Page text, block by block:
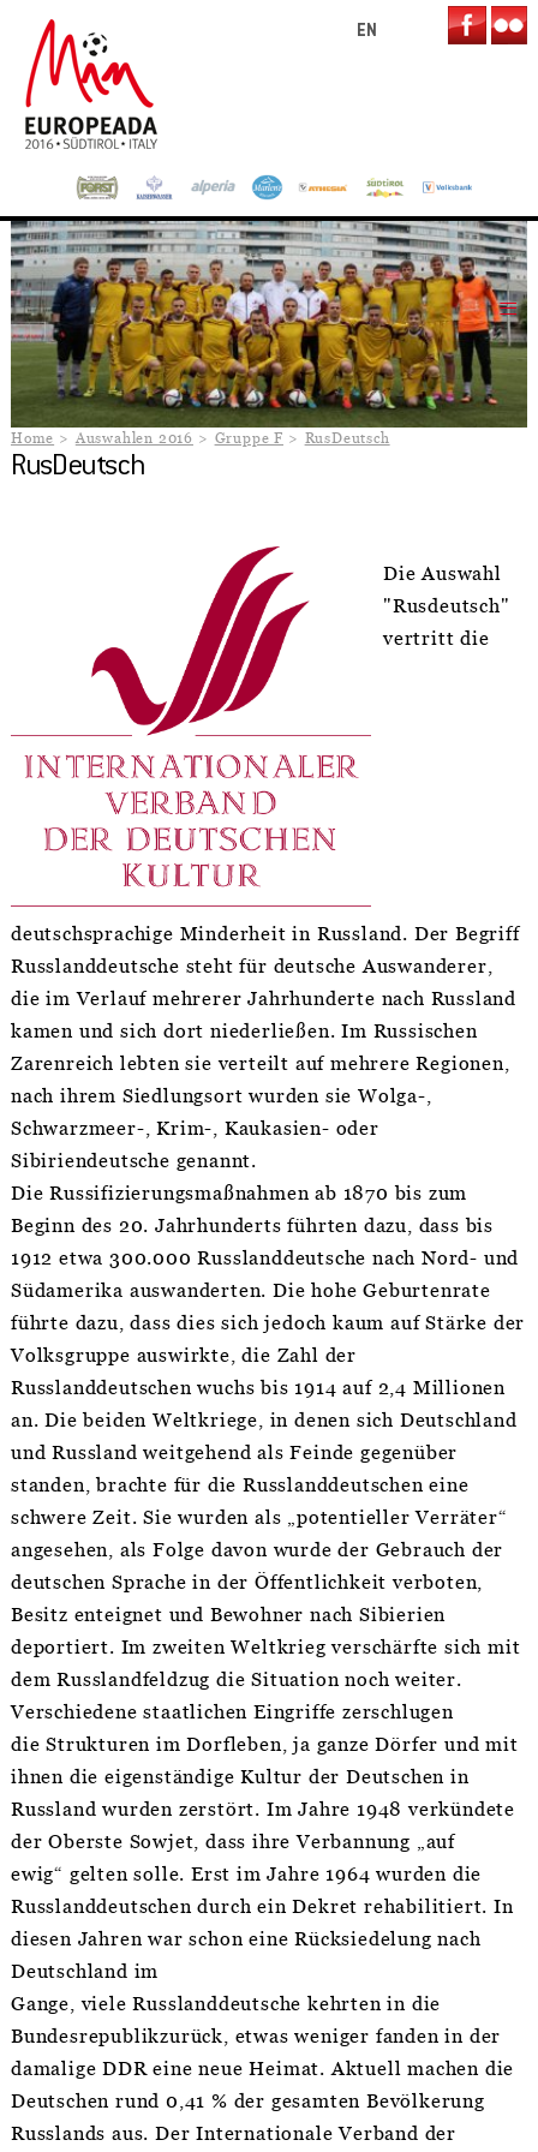
EN
Home Auswahlen 2016 Gruppe F RusDeutsch
RusDeutsch
Die Auswahl
"Rusdeutsch"
vertritt die
deutschsprachige Minderheit in Russland. Der Begriff
Russlanddeutsche steht für deutsche Auswanderer,
die im Verlauf mehrerer Jahrhunderte nach Russland
kamen und sich dort niederließen. Im Russischen
Zarenreich lebten sie verteilt auf mehrere Regionen,
nach ihrem Siedlungsort wurden sie Wolga-,
Schwarzmeer-, Krim-, Kaukasien- oder
Sibiriendeutsche genannt.
Die Russifizierungsmaßnahmen ab 1870 bis zum
Beginn des 20. Jahrhunderts führten dazu, dass bis
1912 etwa 300.000 Russlanddeutsche nach Nord- und
Südamerika auswanderten. Die hohe Geburtenrate
führte dazu, dass dies sich jedoch kaum auf Stärke der
Volksgruppe auswirkte, die Zahl der
Russlanddeutschen wuchs bis 1914 auf 2,4 Millionen
an. Die beiden Weltkriege, in denen sich Deutschland
und Russland weitgehend als Feinde gegenüber
standen, brachte für die Russlanddeutschen eine
schwere Zeit. Sie wurden als „potentieller Verräter“
angesehen, als Folge davon wurde der Gebrauch der
deutschen Sprache in der Öffentlichkeit verboten,
Besitz enteignet und Bewohner nach Sibierien
deportiert. Im zweiten Weltkrieg verschärfte sich mit
dem Russlandfeldzug die Situation noch weiter.
Verschiedene staatlichen Eingriffe zerschlugen
die Strukturen im Dorfleben, ja ganze Dörfer und mit
ihnen die eigenständige Kultur der Deutschen in
Russland wurden zerstört. Im Jahre 1948 verkündete
der Oberste Sowjet, dass ihre Verbannung „auf
ewig“ gelten solle. Erst im Jahre 1964 wurden die
Russlanddeutschen durch ein Dekret rehabilitiert. In
diesen Jahren war schon eine Rücksiedelung nach
Deutschland im
Gange, viele Russlanddeutsche kehrten in die
Bundesrepublikzurück, etwas weniger fanden in der
damalige DDR eine neue Heimat. Aktuell machen die
Deutschen rund 0,41 % der gesamten Bevölkerung
Russlands aus. Der Internationale Verband der